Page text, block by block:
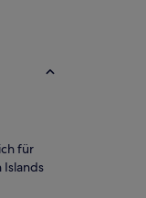
für
Islands